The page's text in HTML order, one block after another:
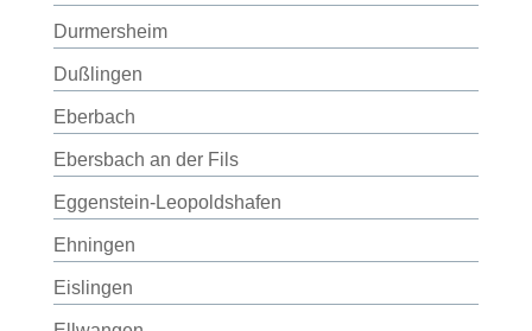
Durmersheim
Dußlingen
Eberbach
Ebersbach an der Fils
Eggenstein-Leopoldshafen
Ehningen
Eislingen